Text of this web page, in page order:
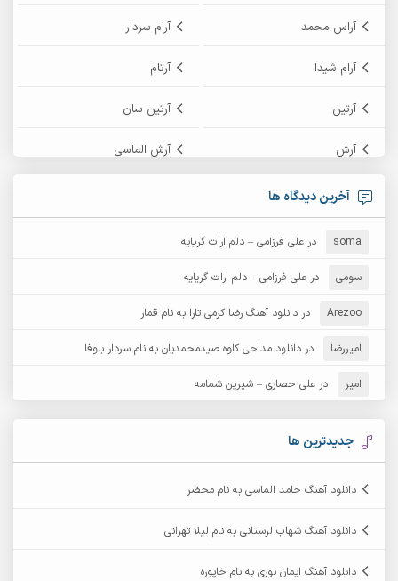
آراس محمد آرام سردار
آرام شیدا آرتام
آرتین آرتین سان
آرش آرش الماسی
آرش امامی
آرش عثمان
آرش مبهم آرش مستشیری
آرش مهرابی آرش نظری
آرشام
آرکاداش
آخرین دیدگاه ها
soma در علی فرزامی – دلم ارات گریایه
سومی در علی فرزامی – دلم ارات گریایه
Arezoo در دانلود آهنگ رضا کرمی تارا به نام قمار
امیررضا در دانلود مداحی کاوه صیدمحمدیان به نام سردار باوفا
امیر در علی حصاری – شیرین شمامه
جدیدترین ها
دانلود آهنگ حامد الماسی به نام محضر
دانلود آهنگ شهاب لرستانی به نام لیلا تهرانی
دانلود آهنگ ایمان نوری به نام خاپوره